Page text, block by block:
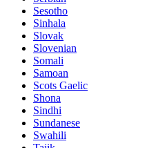
Sesotho
Sinhala
Slovak
Slovenian
Somali
Samoan
Scots Gaelic
Shona
Sindhi
Sundanese
Swahili